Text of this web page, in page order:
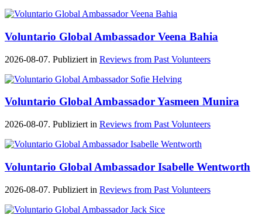
Voluntario Global Ambassador Veena Bahia
2026-08-07. Publiziert in Reviews from Past Volunteers
Voluntario Global Ambassador Yasmeen Munira
2026-08-07. Publiziert in Reviews from Past Volunteers
Voluntario Global Ambassador Isabelle Wentworth
2026-08-07. Publiziert in Reviews from Past Volunteers